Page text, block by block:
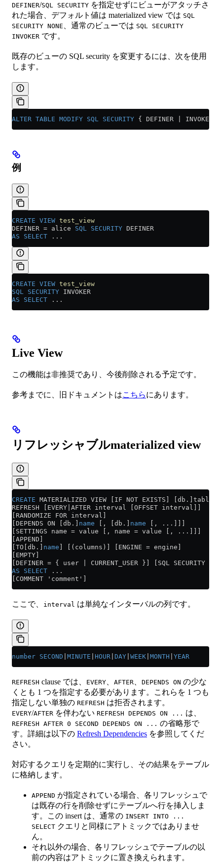
DEFINER/SQL SECURITY を指定せずにビューがアタッチさ
れた場合、デフォルト値は materialized view では SQL
SECURITY NONE
、通常のビューでは SQL SECURITY
INVOKER です。
既存のビューの SQL security を変更するには、次を使用
します。
ALTER TABLE MODIFY SQL SECURITY { DEFINER |
例
CREATE VIEW test_view
DEFINER = alice SQL SECURITY DEFINER
AS SELECT ...
CREATE VIEW test_view
SQL
SECURITY INVOKER
AS SELECT ...
Live View
この機能は非推奨であり、今後削除される予定です。
参考までに、旧ドキュメントはこちらにあります。
リフレッシャブルmaterialized view
CREATE MATERIALIZED VIEW [IF NOT EXISTS]
REFRESH [EVERY|AFTER interval [OFFSET interval]]
[RANDOMIZE FOR interval]
[DEPENDS ON [db.] name [, [db.] name [, ...]]]
[SETTINGS name = value [, name = value [, ...]]]
[APPEND]
[TO[db.] name ] [(columns)] [ENGINE = engine]
[EMPTY]
[DEFINER = { user | CURRENT_USER }] [SQL SECURITY {
AS SELECT ...
[COMMENT 'comment']
ここで、 interval は単純なインターバルの列です。
number SECOND MINUTE HOUR DAY WEEK MONTH YEAR
REFRESH clause では、 EVERY AFTER DEPENDS ON の少な
くとも 1 つを指定する必要があります。これらを 1 つも
指定しない単独の REFRESH は拒否されます。
EVERY/AFTER を伴わない REFRESH DEPENDS ON ... は、
REFRESH AFTER 0 SECOND DEPENDS ON ... の省略形で
す。詳細は以下の Refresh Dependencies を参照してくだ
さい。
対応するクエリを定期的に実行し、その結果をテーブル
に格納します。
APPEND が指定されている場合、各リフレッシュで
は既存の行を削除せずにテーブルへ行を挿入しま
す。この insert は、通常の INSERT INTO ...
SELECT クエリと同様にアトミックではありませ
ん。
それ以外の場合、各リフレッシュでテーブルの以
前の内容はアトミックに置き換えられます。